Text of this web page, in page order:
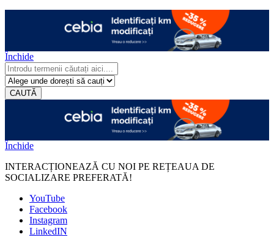
Închide
CAUTĂ
Închide
INTERACȚIONEAZĂ CU NOI PE REȚEAUA DE
SOCIALIZARE PREFERATĂ!
YouTube
Facebook
Instagram
LinkedIN